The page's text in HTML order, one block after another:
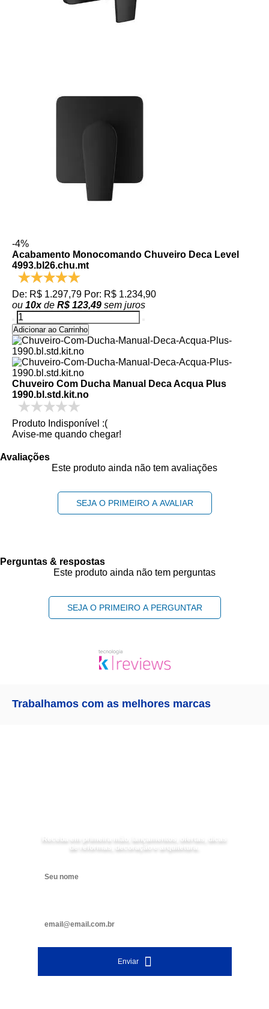
-4%
Acabamento Monocomando Chuveiro Deca Level
4993.bl26.chu.mt
De: R$ 1.297,79 Por: R$ 1.234,90
ou 10xde R$ 123,49 sem juros
Adicionar ao Carrinho
Chuveiro Com Ducha Manual Deca Acqua Plus
1990.bl.std.kit.no
Produto Indisponível :(
Avise-me quando chegar!
Avaliações
Este produto ainda não tem avaliações
SEJA O PRIMEIRO A AVALIAR
Perguntas & respostas
Este produto ainda não tem perguntas
SEJA O PRIMEIRO A PERGUNTAR
Trabalhamos com as melhores marcas
Receba em primeira mão, lançamentos, ofertas, dicas
de reformas, decoração e arquitetura.
Enviar